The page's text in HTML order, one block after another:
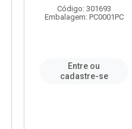
Código: 301693
Embalagem: PC0001PC
Entre ou
cadastre-se